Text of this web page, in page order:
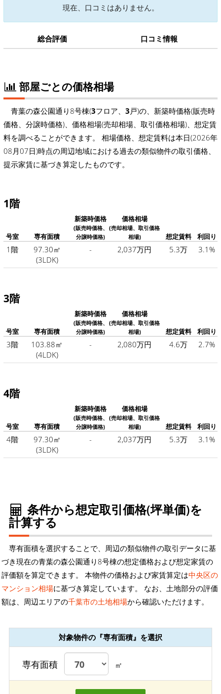
現在、口コミはありません。
総合評価 口コミ情報
部屋ごとの価格相場
青葉の森公園通り8号棟(3フロア、 3戸)の、新築時価格(販売時
価格、分譲時価格)、価格相場(売却相場、取引価格相場)、想定賃
料を調べることができます。 相場価格、想定賃料は本日(2026年
08月07日)時点の周辺地域における過去の類似物件の取引価格、
提示家賃に基づき算定したものです。
1階
号室 専有面積
新築時価格
(販売時価格、
分譲時価格)
価格相場
(売却相場、取引価格
相場)
想定賃料 利回り
1階
97.30㎡
(3LDK)
- 2,037万円 5.3万 3.1%
3階
号室 専有面積
新築時価格
(販売時価格、
分譲時価格)
価格相場
(売却相場、取引価格
相場)
想定賃料 利回り
3階
103.88㎡
(4LDK)
- 2,080万円 4.6万 2.7%
4階
号室 専有面積
新築時価格
(販売時価格、
分譲時価格)
価格相場
(売却相場、取引価格
相場)
想定賃料 利回り
4階
97.30㎡
(3LDK)
- 2,037万円 5.3万 3.1%
条件から想定取引価格(坪単価)を
計算する
専有面積を選択することで、周辺の類似物件の取引データに基
づき現在の青葉の森公園通り8号棟の想定価格および想定家賃の
評価額を算定できます。 本物件の価格および家賃算定は中央区の
マンション相場に基づき算定しています。 なお、土地部分の評価
額は、周辺エリアの千葉市の土地相場から確認いただけます。
対象物件の『専有面積』を選択
専有面積 ㎡